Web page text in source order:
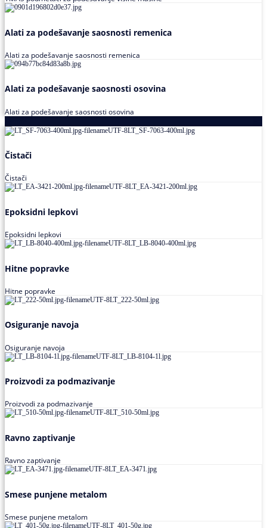
Alati za podešavanje saosnosti remenica
Alati za podešavanje saosnosti remenica
Alati za podešavanje saosnosti osovina
Alati za podešavanje saosnosti osovina
Čistači
Čistači
Epoksidni lepkovi
Epoksidni lepkovi
Hitne popravke
Hitne popravke
Osiguranje navoja
Osiguranje navoja
Proizvodi za podmazivanje
Proizvodi za podmazivanje
Ravno zaptivanje
Ravno zaptivanje
Smese punjene metalom
Smese punjene metalom